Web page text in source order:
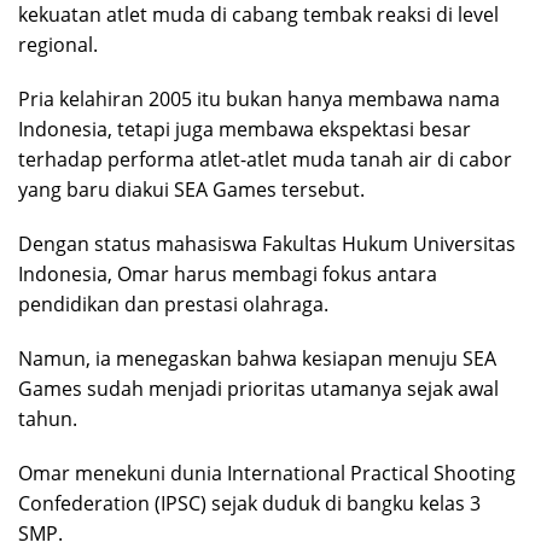
kekuatan atlet muda di cabang tembak reaksi di level
regional.
Pria kelahiran 2005 itu bukan hanya membawa nama
Indonesia, tetapi juga membawa ekspektasi besar
terhadap performa atlet-atlet muda tanah air di cabor
yang baru diakui SEA Games tersebut.
Dengan status mahasiswa Fakultas Hukum Universitas
Indonesia, Omar harus membagi fokus antara
pendidikan dan prestasi olahraga.
Namun, ia menegaskan bahwa kesiapan menuju SEA
Games sudah menjadi prioritas utamanya sejak awal
tahun.
Omar menekuni dunia International Practical Shooting
Confederation (IPSC) sejak duduk di bangku kelas 3
SMP.